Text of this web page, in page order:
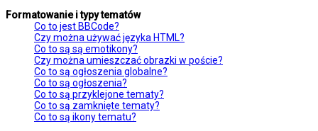
Formatowanie i typy tematów
Co to jest BBCode?
Czy można używać języka HTML?
Co to są są emotikony?
Czy można umieszczać obrazki w poście?
Co to są ogłoszenia globalne?
Co to są ogłoszenia?
Co to są przyklejone tematy?
Co to są zamknięte tematy?
Co to są ikony tematu?